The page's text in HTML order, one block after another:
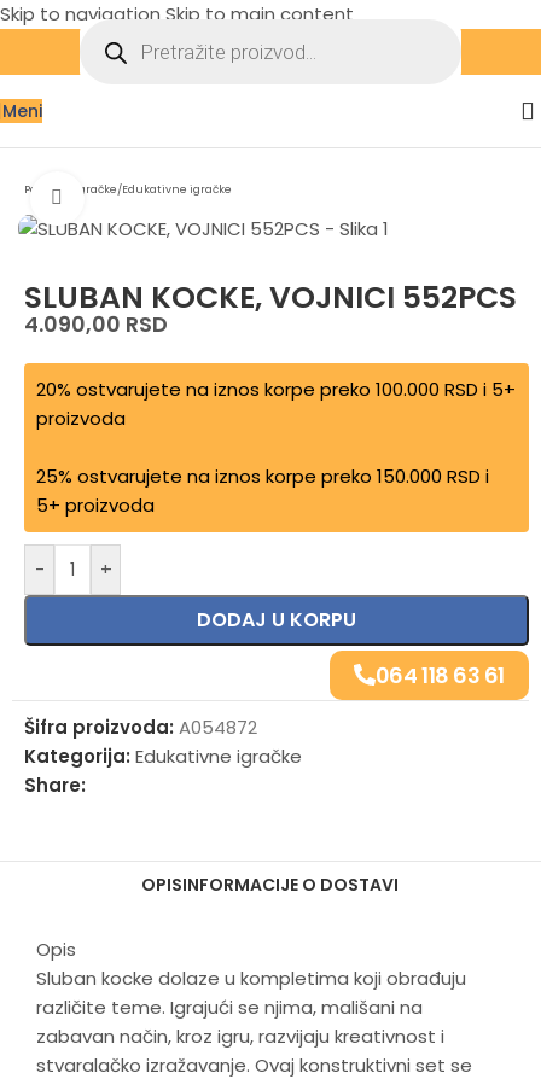
Skip to navigation Skip to main content
Meni
Početna Igračke/Edukativne igračke
Zumiraj sliku
SLUBAN KOCKE, VOJNICI 552PCS
4.090,00 RSD
20% ostvarujete na iznos korpe preko 100.000 RSD i 5+
proizvoda
25% ostvarujete na iznos korpe preko 150.000 RSD i
5+ proizvoda
- +
DODAJ U KORPU
064 118 63 61
Šifra proizvoda: A054872
Kategorija: Edukativne igračke
Share:
OPISINFORMACIJE O DOSTAVI
Opis
Sluban kocke dolaze u kompletima koji obrađuju
različite teme. Igrajući se njima, mališani na
zabavan način, kroz igru, razvijaju kreativnost i
stvaralačko izražavanje. Ovaj konstruktivni set se